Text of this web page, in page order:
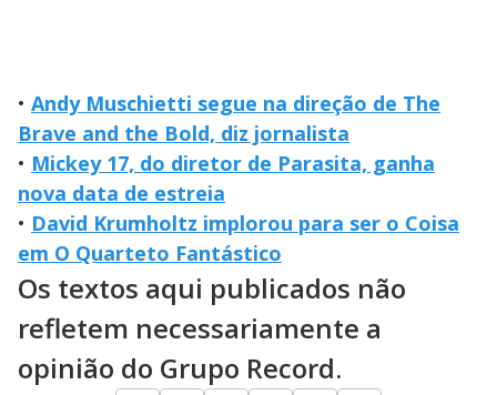
• Andy Muschietti segue na direção de The
Brave and the Bold, diz jornalista
• Mickey 17, do diretor de Parasita, ganha
nova data de estreia
• David Krumholtz implorou para ser o Coisa
em O Quarteto Fantástico
Os textos aqui publicados não
refletem necessariamente a
opinião do Grupo Record.